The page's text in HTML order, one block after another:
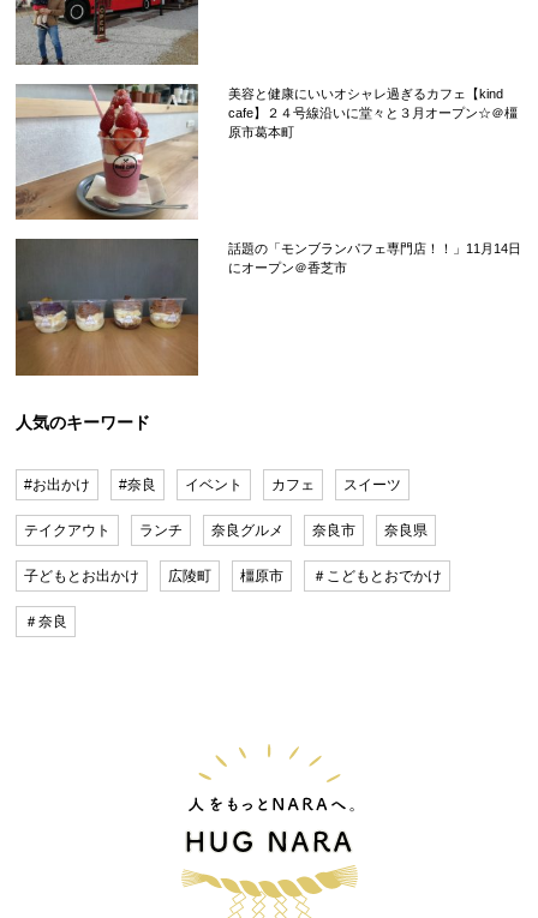
美容と健康にいいオシャレ過ぎるカフェ【kind
cafe】２４号線沿いに堂々と３月オープン☆＠橿
原市葛本町
話題の「モンブランパフェ専門店！！」11月14日
にオープン＠香芝市
人気のキーワード
#お出かけ #奈良 イベント カフェ スイーツ
テイクアウト ランチ 奈良グルメ 奈良市 奈良県
子どもとお出かけ 広陵町 橿原市 ＃こどもとおでかけ
＃奈良